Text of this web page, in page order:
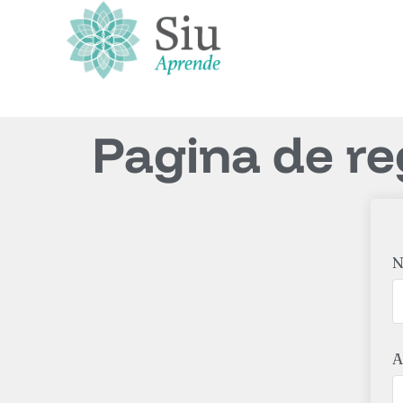
Pagina de